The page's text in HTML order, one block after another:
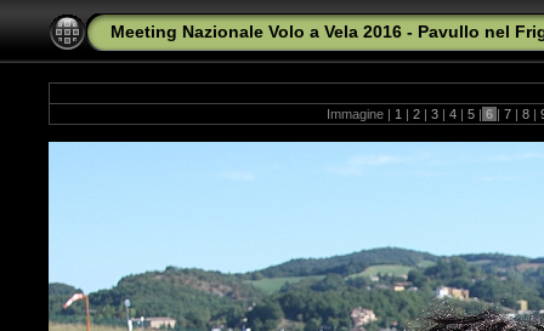
Meeting Nazionale Volo a Vela 2016 - Pavullo nel
Immagine | 1 | 2 | 3 | 4 | 5 | 6 | 7 | 8 |